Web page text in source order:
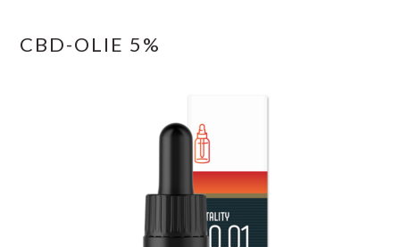
CBD-OLIE 5%